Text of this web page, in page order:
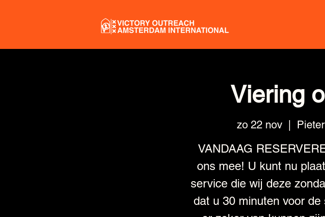
Viering
zo 22 nov
  |
VANDAAG
ons mee! U kunt nu
service die wij deze
dat u 30 minuten voor